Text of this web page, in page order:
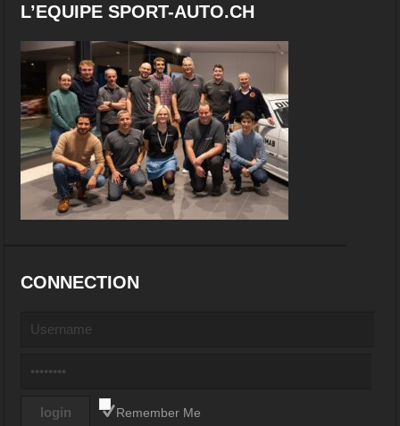
L’EQUIPE SPORT-AUTO.CH
CONNECTION
Remember Me